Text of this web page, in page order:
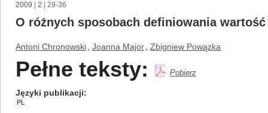
2009 2 | 29-36
O różnych sposobach definiowania
Antoni Chronowski Joanna Major Zbigniew Powązka
Pełne teksty: Pobierz
Języki publikacji
PL